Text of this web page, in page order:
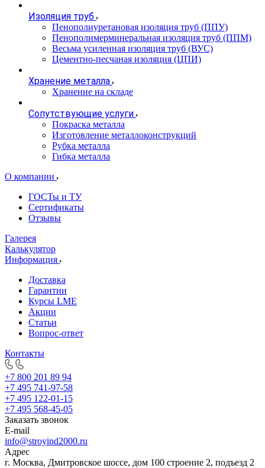
Изоляция труб
Пенополиуретановая изоляция труб (ППУ)
Пенополимерминеральная изоляция труб (ППМ)
Весьма усиленная изоляция труб (ВУС)
Цементно-песчаная изоляция (ЦПИ)
Хранение металла
Хранение на складе
Сопутствующие услуги
Покраска металла
Изготовление металлоконструкций
Рубка металла
Гибка металла
О компании
ГОСТы и ТУ
Сертификаты
Отзывы
Галерея
Калькулятор
Информация
Доставка
Гарантии
Курсы LME
Акции
Статьи
Вопрос-ответ
Контакты
+7 800 201 89 94
+7 495 741-97-58
+7 495 122-01-15
+7 495 568-45-05
Заказать звонок
E-mail
info@stroyind2000.ru
Адрес
г. Москва, Дмитровское шоссе, дом 100 строение 2, подъезд 2